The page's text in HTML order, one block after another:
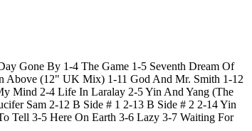
Gone By 1-4 The Game 1-5 Seventh Dream Of
Above (12" UK Mix) 1-11 God And Mr. Smith 1-12
Mind 2-4 Life In Laralay 2-5 Yin And Yang (The
Sam 2-12 B Side # 1 2-13 B Side # 2 2-14 Yin
Tell 3-5 Here On Earth 3-6 Lazy 3-7 Waiting For